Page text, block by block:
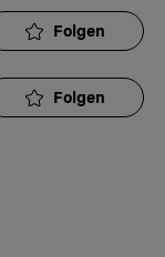
Folgen
Folgen